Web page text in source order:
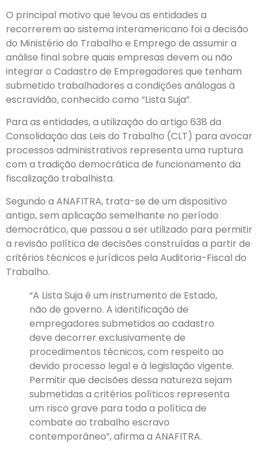
O principal motivo que levou as entidades a
recorrerem ao sistema interamericano foi a decisão
do Ministério do Trabalho e Emprego de assumir a
análise final sobre quais empresas devem ou não
integrar o Cadastro de Empregadores que tenham
submetido trabalhadores a condições análogas à
escravidão, conhecido como “Lista Suja”.
Para as entidades, a utilização do artigo 638 da
Consolidação das Leis do Trabalho (CLT) para avocar
processos administrativos representa uma ruptura
com a tradição democrática de funcionamento da
fiscalização trabalhista.
Segundo a ANAFITRA, trata-se de um dispositivo
antigo, sem aplicação semelhante no período
democrático, que passou a ser utilizado para permitir
a revisão política de decisões construídas a partir de
critérios técnicos e jurídicos pela Auditoria-Fiscal do
Trabalho.
“A Lista Suja é um instrumento de Estado,
não de governo. A identificação de
empregadores submetidos ao cadastro
deve decorrer exclusivamente de
procedimentos técnicos, com respeito ao
devido processo legal e à legislação vigente.
Permitir que decisões dessa natureza sejam
submetidas a critérios políticos representa
um risco grave para toda a política de
combate ao trabalho escravo
contemporâneo”, afirma a ANAFITRA.